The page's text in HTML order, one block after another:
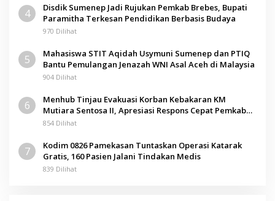
4
Disdik Sumenep Jadi Rujukan Pemkab Brebes, Bupati
Paramitha Terkesan Pendidikan Berbasis Budaya
970 Dilihat
5
Mahasiswa STIT Aqidah Usymuni Sumenep dan PTIQ
Bantu Pemulangan Jenazah WNI Asal Aceh di Malaysia
904 Dilihat
6
Menhub Tinjau Evakuasi Korban Kebakaran KM
Mutiara Sentosa II, Apresiasi Respons Cepat Pemkab
Sumenep
854 Dilihat
7
Kodim 0826 Pamekasan Tuntaskan Operasi Katarak
Gratis, 160 Pasien Jalani Tindakan Medis
839 Dilihat